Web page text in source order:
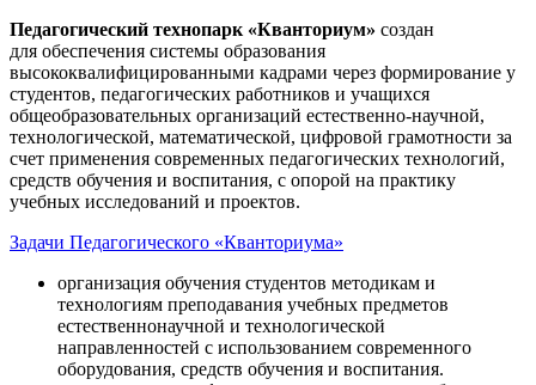
Педагогический технопарк «Кванториум» создан
для обеспечения системы образования
высококвалифицированными кадрами через формирование у
студентов, педагогических работников и учащихся
общеобразовательных организаций естественно-научной,
технологической, математической, цифровой грамотности за
счет применения современных педагогических технологий,
средств обучения и воспитания, с опорой на практику
учебных исследований и проектов.
Задачи Педагогического «Кванториума»
организация обучения студентов методикам и
технологиям преподавания учебных предметов
естественнонаучной и технологической
направленностей с использованием современного
оборудования, средств обучения и воспитания.